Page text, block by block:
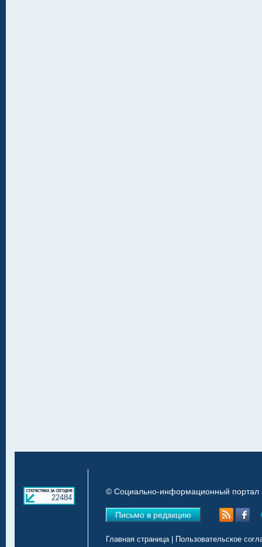
22484
© Социально-информационный портал
Письмо в редакцию
Главная страница| Пользовательское